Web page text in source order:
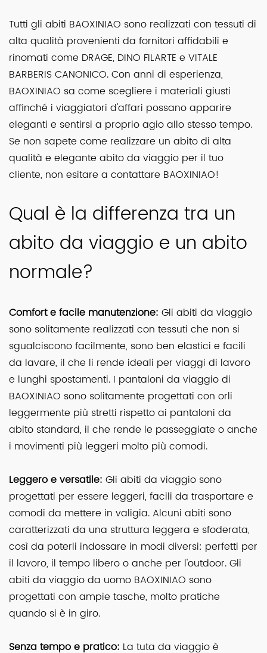
Tutti gli abiti BAOXINIAO sono realizzati con tessuti di
alta qualità provenienti da fornitori affidabili e
rinomati come DRAGE, DINO FILARTE e VITALE
BARBERIS CANONICO. Con anni di esperienza,
BAOXINIAO sa come scegliere i materiali giusti
affinché i viaggiatori d'affari possano apparire
eleganti e sentirsi a proprio agio allo stesso tempo.
Se non sapete come realizzare un abito di alta
qualità e elegante abito da viaggio per il tuo
cliente, non esitare a contattare BAOXINIAO!
Qual è la differenza tra un
abito da viaggio e un abito
normale?
Comfort e facile manutenzione: Gli abiti da viaggio
sono solitamente realizzati con tessuti che non si
sgualciscono facilmente, sono ben elastici e facili
da lavare, il che li rende ideali per viaggi di lavoro
e lunghi spostamenti. I pantaloni da viaggio di
BAOXINIAO sono solitamente progettati con orli
leggermente più stretti rispetto ai pantaloni da
abito standard, il che rende le passeggiate o anche
i movimenti più leggeri molto più comodi.
Leggero e versatile: Gli abiti da viaggio sono
progettati per essere leggeri, facili da trasportare e
comodi da mettere in valigia. Alcuni abiti sono
caratterizzati da una struttura leggera e sfoderata,
così da poterli indossare in modi diversi: perfetti per
il lavoro, il tempo libero o anche per l'outdoor. Gli
abiti da viaggio da uomo BAOXINIAO sono
progettati con ampie tasche, molto pratiche
quando si è in giro.
Senza tempo e pratico: La tuta da viaggio è